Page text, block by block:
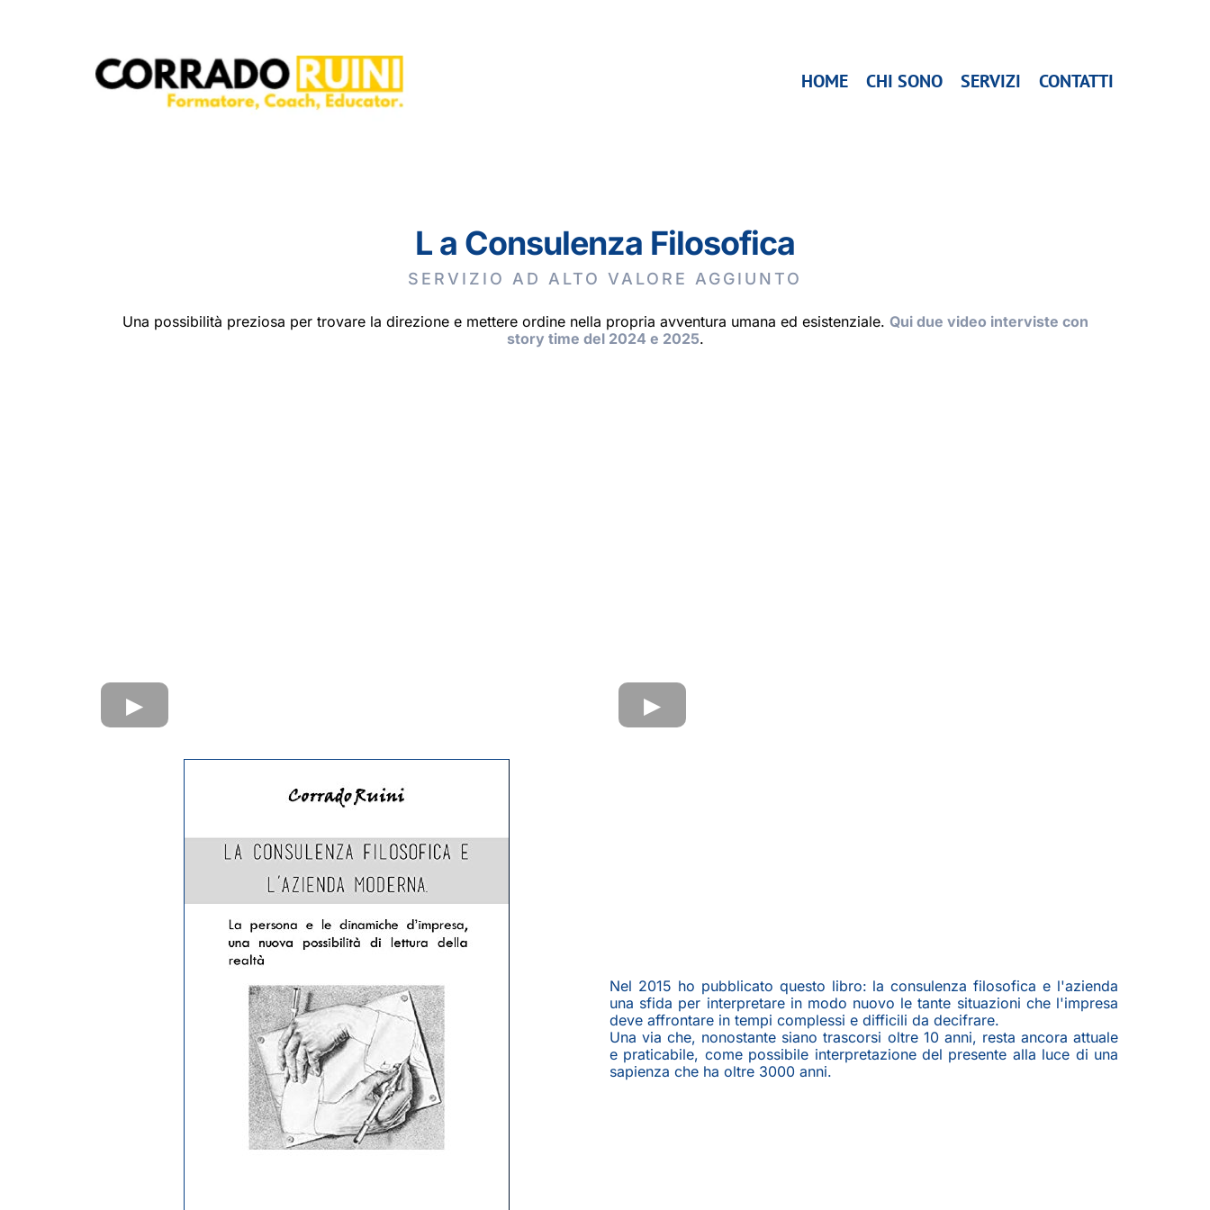
HOME CHI SONO SERVIZI CONTATTI
L a Consulenza Filosofica
SERVIZIO AD ALTO VALORE AGGIUNTO
Una possibilità preziosa per trovare la direzione e mettere ordine nella propria avventura umana ed esistenziale. Qui due video interviste con
story time del 2024 e 2025.
Nel 2015 ho pubblicato questo libro: la consulenza filosofica e l'azienda
una sfida per interpretare in modo nuovo le tante situazioni che l'impresa
deve affrontare in tempi complessi e difficili da decifrare.
Una via che, nonostante siano trascorsi oltre 10 anni, resta ancora attuale
e praticabile, come possibile interpretazione del presente alla luce di una
sapienza che ha oltre 3000 anni.